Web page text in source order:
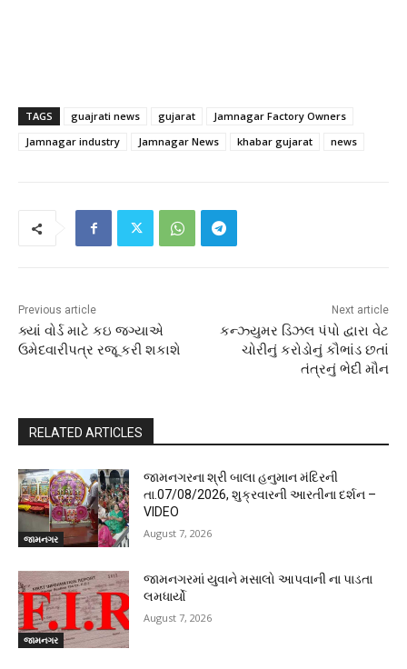
TAGS guajrati news gujarat
Jamnagar Factory Owners
Jamnagar industry
Jamnagar News khabar gujarat news
Previous article
ક્યાં વોર્ડ માટે કઇ જગ્યાએ
ઉમેદવારીપત્ર રજૂ કરી શકાશે
Next article
કન્ઝ્યુમર ડિઝલ પંપો દ્વારા વેટ
ચોરીનું કરોડોનું કૌભાંડ છતાં
તંત્રનું ભેદી મૌન
RELATED ARTICLES
જામનગર
જામનગરના શ્રી બાલા હનુમાન મંદિરની
તા.07/08/2026, શુક્રવારની આરતીના દર્શન –
VIDEO
August 7, 2026
જામનગર
જામનગરમાં યુવાને મસાલો આપવાની ના પાડતા
લમધાર્યો
August 7, 2026